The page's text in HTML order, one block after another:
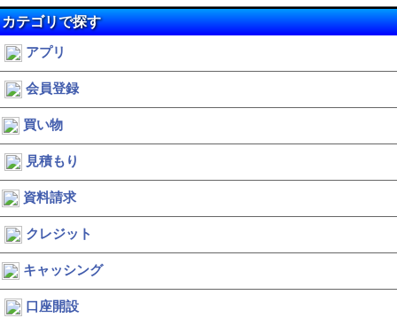
カテゴリで探す
アプリ
会員登録
買い物
見積もり
資料請求
クレジット
キャッシング
口座開設